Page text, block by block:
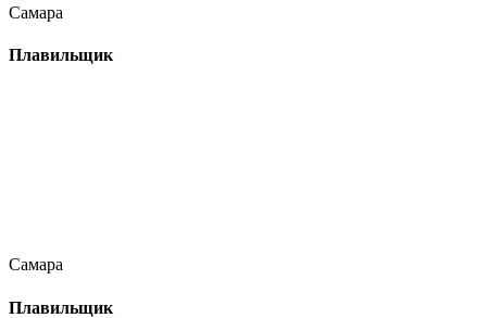
Самара
Плавильщик
Самара
Плавильщик